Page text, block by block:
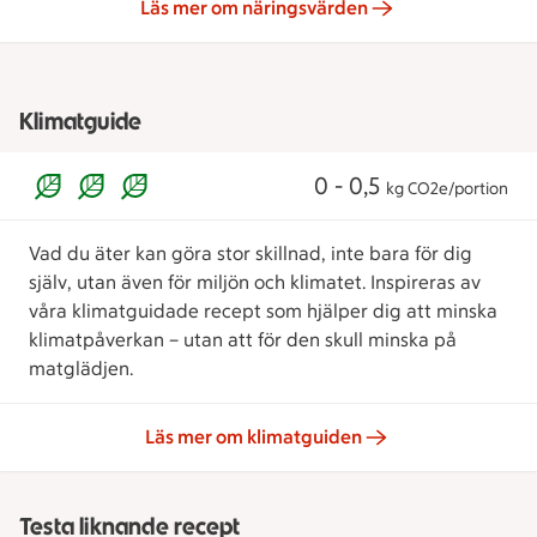
Läs mer om näringsvärden
Klimatguide
0 - 0,5 kg CO2e/portion
Vad du äter kan göra stor skillnad, inte bara för dig
själv, utan även för miljön och klimatet. Inspireras av
våra klimatguidade recept som hjälper dig att minska
klimatpåverkan – utan att för den skull minska på
matglädjen.
Läs mer om klimatguiden
Testa liknande recept